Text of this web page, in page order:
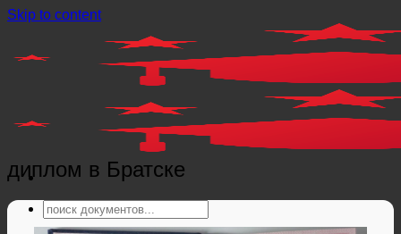
Skip to content
диплом в Братске